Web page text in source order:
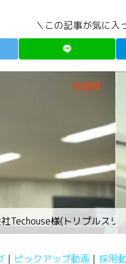
＼この記事が気に入
Techouse様(トリプルスリ
ピックアップ動画 採用